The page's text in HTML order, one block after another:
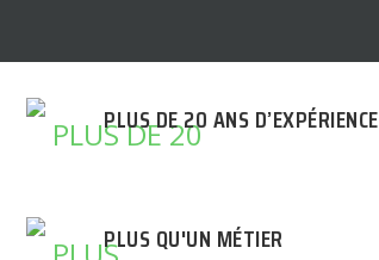
PLUS DE 20 ANS D’EXPÉRIENCE
PLUS QU'UN MÉTIER